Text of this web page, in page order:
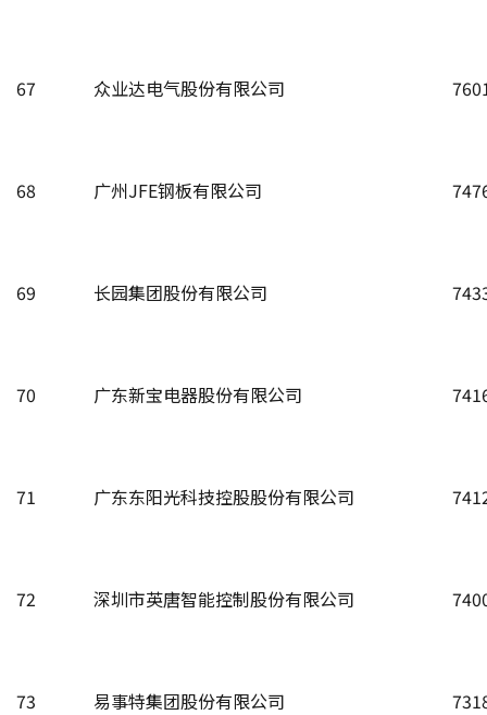
67 众业达电气股份有限公司
68 广州JFE钢板有限公司
69 长园集团股份有限公司
70 广东新宝电器股份有限公司
71 广东东阳光科技控股股份有限公司
72 深圳市英唐智能控制股份有限公司
73 易事特集团股份有限公司